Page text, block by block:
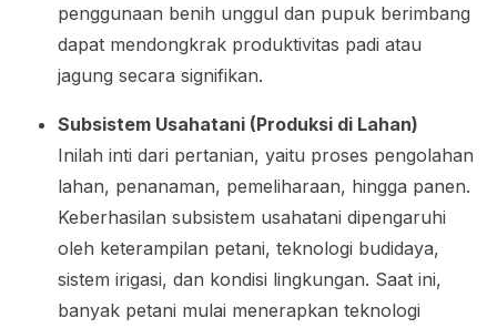
penggunaan benih unggul dan pupuk berimbang
dapat mendongkrak produktivitas padi atau
jagung secara signifikan.
Subsistem Usahatani (Produksi di Lahan)
Inilah inti dari pertanian, yaitu proses pengolahan
lahan, penanaman, pemeliharaan, hingga panen.
Keberhasilan subsistem usahatani dipengaruhi
oleh keterampilan petani, teknologi budidaya,
sistem irigasi, dan kondisi lingkungan. Saat ini,
banyak petani mulai menerapkan teknologi